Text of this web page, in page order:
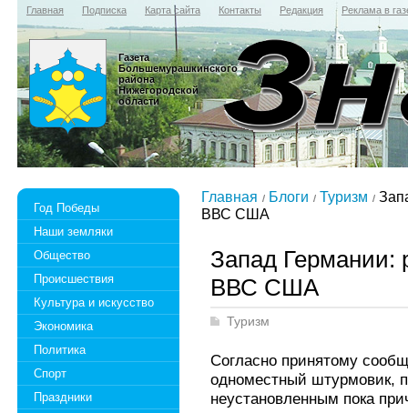
Главная Подписка Карта сайта Контакты Редакция Реклама в
Газета
Большемурашкинского
района
Нижегородской
области
Год Победы
Наши земляки
Общество
Происшествия
Культура и искусство
Экономика
Политика
Спорт
Праздники
Главная Блоги Туризм
ВВС США
Запад Германии:
ВВС США
Туризм
Согласно принятому
одноместный штурмовик,
неустановленным пока